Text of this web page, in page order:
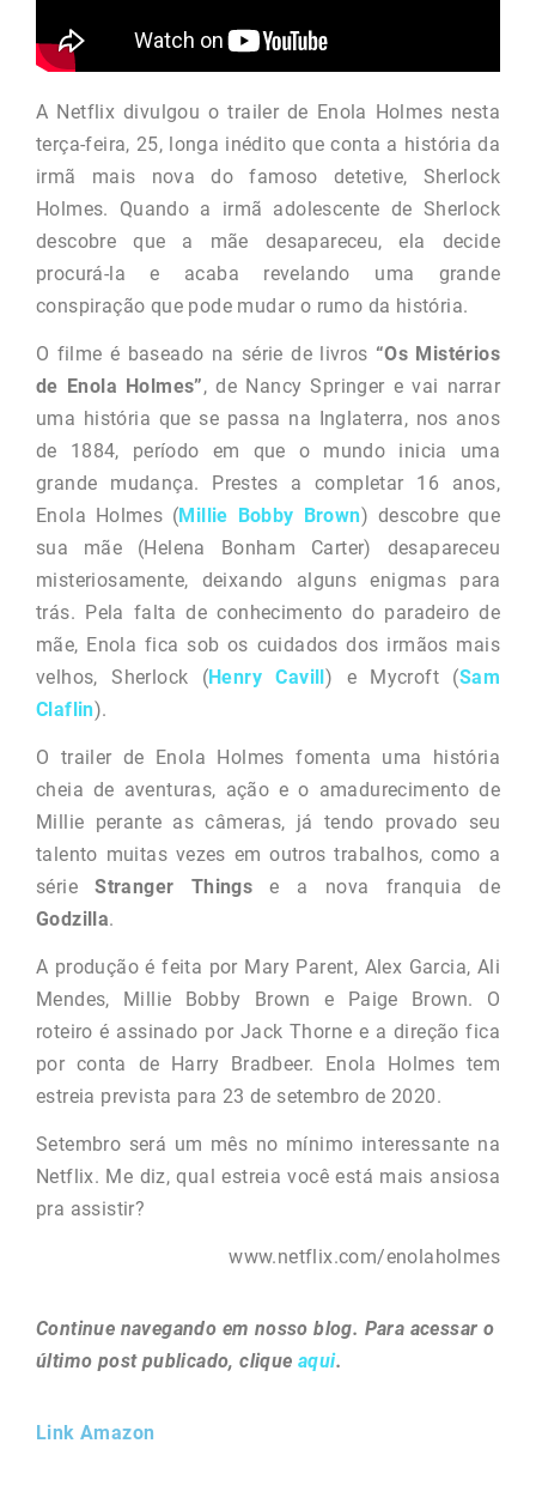
A Netflix divulgou o trailer de Enola Holmes nesta
terça-feira, 25, longa inédito que conta a história da
irmã mais nova do famoso detetive, Sherlock
Holmes. Quando a irmã adolescente de Sherlock
descobre que a mãe desapareceu, ela decide
procurá-la e acaba revelando uma grande
conspiração que pode mudar o rumo da história.
O filme é baseado na série de livros “Os Mistérios
de Enola Holmes”, de Nancy Springer e vai narrar
uma história que se passa na Inglaterra, nos anos
de 1884, período em que o mundo inicia uma
grande mudança. Prestes a completar 16 anos,
Enola Holmes (Millie Bobby Brown) descobre que
sua mãe (Helena Bonham Carter) desapareceu
misteriosamente, deixando alguns enigmas para
trás. Pela falta de conhecimento do paradeiro de
mãe, Enola fica sob os cuidados dos irmãos mais
velhos, Sherlock (Henry Cavill) e Mycroft (Sam
Claflin).
O trailer de Enola Holmes fomenta uma história
cheia de aventuras, ação e o amadurecimento de
Millie perante as câmeras, já tendo provado seu
talento muitas vezes em outros trabalhos, como a
sérieStranger Thingse a nova franquia de
Godzilla.
A produção é feita por Mary Parent, Alex Garcia, Ali
Mendes, Millie Bobby Brown e Paige Brown. O
roteiro é assinado por Jack Thorne e a direção fica
por conta de Harry Bradbeer. Enola Holmes tem
estreia prevista para 23 de setembro de 2020.
Setembro será um mês no mínimo interessante na
Netflix. Me diz, qual estreia você está mais ansiosa
pra assistir?
www.netflix.com/enolaholmes
Continue navegando em nosso blog. Para acessar o
último post publicado, clique aqui.
Link Amazon